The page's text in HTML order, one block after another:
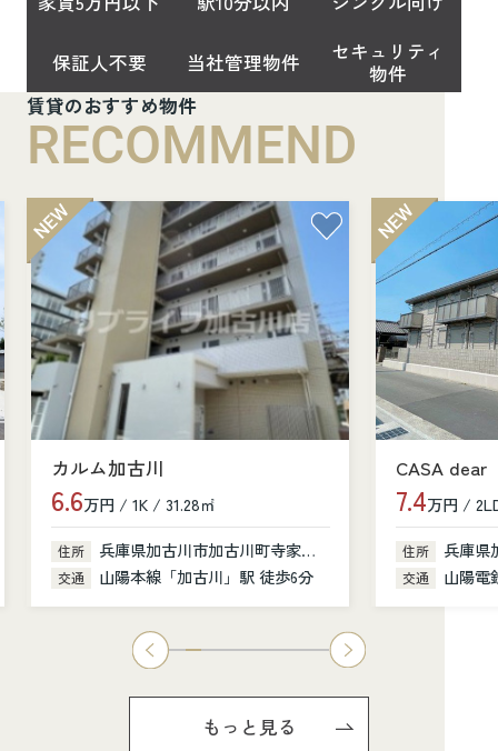
保証人不要 当社管理物件
セキュリティ
物件
賃貸のおすすめ物件
RECOMMEND
カルム加古川
6.6万円 / 1K / 31.28㎡
住所 兵庫県加古川市加古川町寺家町379-1
交通 山陽本線「加古川」駅 徒歩6分
CASA dear
7.4万円 /
住所 兵庫県
交通 山陽電
もっと見る